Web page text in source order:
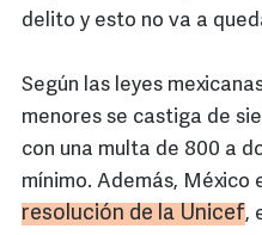
delito y esto no va a
Según las leyes
menores se castiga de
con una multa de 800 a
mínimo. Además, México
resolución de la Unicef,